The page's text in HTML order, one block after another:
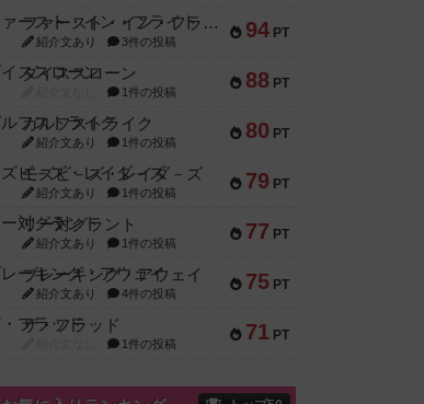
94 PT
ファースト・イン・フライト
紹介文あり 3件の投稿
88 PT
ダイススローン
1件の投稿
80 PT
ガルフストライク
紹介文あり 1件の投稿
79 PT
モズビ－ズ・レイダ－ズ
紹介文あり 1件の投稿
77 PT
リー対グラント
紹介文あり 1件の投稿
75 PT
ブレーキング・アウェイ
紹介文あり 4件の投稿
71 PT
ザ・フラッド
1件の投稿